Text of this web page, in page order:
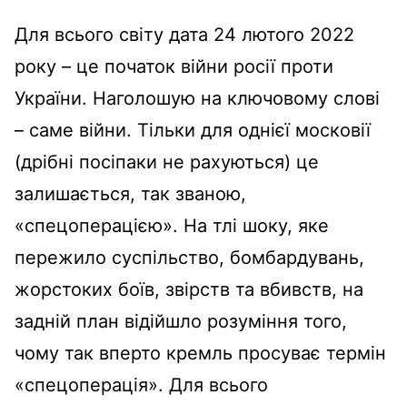
Для всього світу дата 24 лютого 2022
року – це початок війни росії проти
України. Наголошую на ключовому слові
– саме війни. Тільки для однієї московії
(дрібні посіпаки не рахуються) це
залишається, так званою,
«спецоперацією». На тлі шоку, яке
пережило суспільство, бомбардувань,
жорстоких боїв, звірств та вбивств, на
задній план відійшло розуміння того,
чому так вперто кремль просуває термін
«спецоперація». Для всього